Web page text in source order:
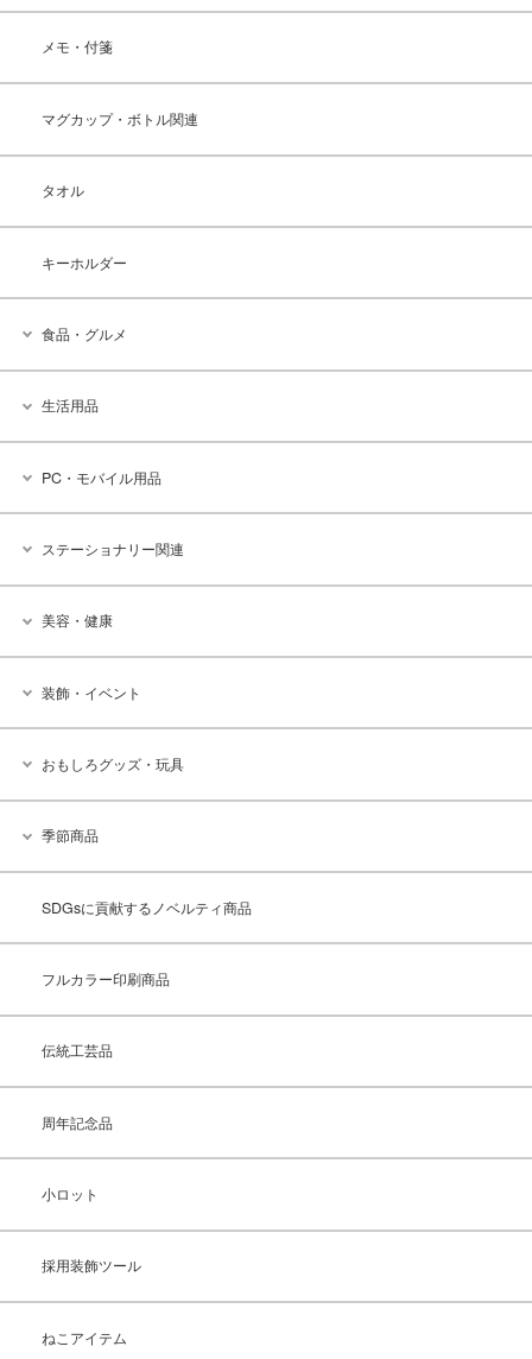
メモ・付箋
マグカップ・ボトル関連
タオル
キーホルダー
食品・グルメ
生活用品
PC・モバイル用品
ステーショナリー関連
美容・健康
装飾・イベント
おもしろグッズ・玩具
季節商品
SDGsに貢献するノベルティ商品
フルカラー印刷商品
伝統工芸品
周年記念品
小ロット
採用装飾ツール
ねこアイテム